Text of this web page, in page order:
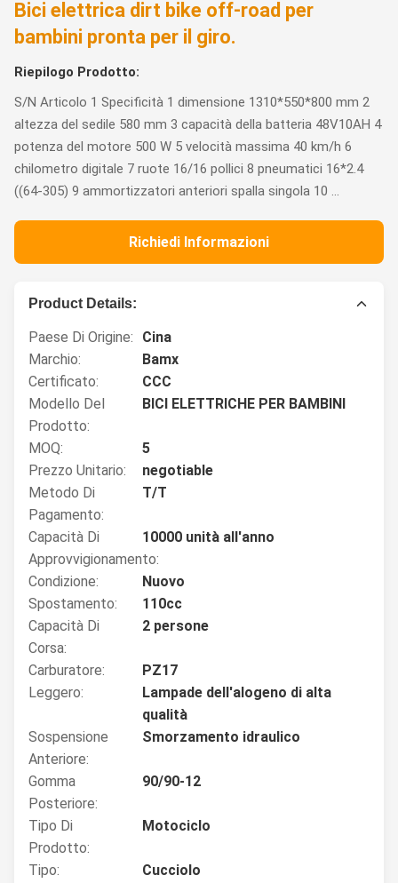
Bici elettrica dirt bike off-road per
bambini pronta per il giro.
Riepilogo Prodotto:
S/N Articolo 1 Specificità 1 dimensione 1310*550*800 mm 2
altezza del sedile 580 mm 3 capacità della batteria 48V10AH 4
potenza del motore 500 W 5 velocità massima 40 km/h 6
chilometro digitale 7 ruote 16/16 pollici 8 pneumatici 16*2.4
((64-305) 9 ammortizzatori anteriori spalla singola 10 ...
Richiedi Informazioni
Product Details:
Paese Di Origine:
Cina
Marchio:
Bamx
Certificato:
CCC
Modello Del
Prodotto:
BICI ELETTRICHE PER BAMBINI
MOQ:
5
Prezzo Unitario:
negotiable
Metodo Di
Pagamento:
T/T
Capacità Di
Approvvigionamento:
10000 unità all'anno
Condizione:
Nuovo
Spostamento:
110cc
Capacità Di
Corsa:
2 persone
Carburatore:
PZ17
Leggero:
Lampade dell'alogeno di alta
qualità
Sospensione
Anteriore:
Smorzamento idraulico
Gomma
Posteriore:
90/90-12
Tipo Di
Prodotto:
Motociclo
Tipo:
Cucciolo